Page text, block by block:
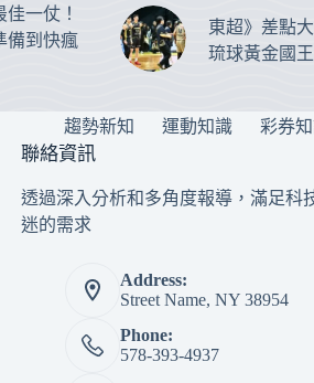
一仗！
備到快瘋
東超》差點
琉球黃金國
趨勢新知 運動知識 彩券
聯絡資訊
透過深入分析和多角度報導，滿足科
迷的需求
Address:
Street Name, NY 38954
Phone:
578-393-4937